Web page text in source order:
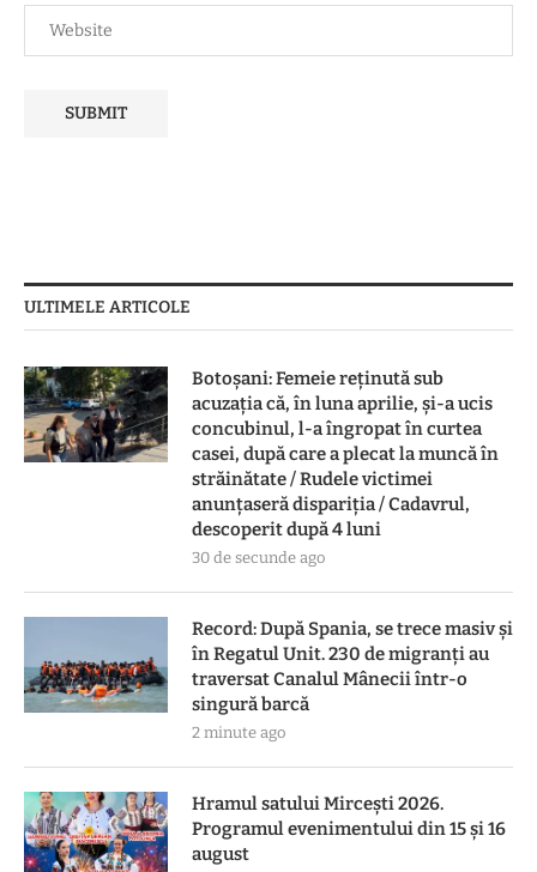
ULTIMELE ARTICOLE
Botoşani: Femeie reţinută sub
acuzaţia că, în luna aprilie, şi-a ucis
concubinul, l-a îngropat în curtea
casei, după care a plecat la muncă în
străinătate / Rudele victimei
anunţaseră dispariţia / Cadavrul,
descoperit după 4 luni
30 de secunde ago
Record: După Spania, se trece masiv și
în Regatul Unit. 230 de migranți au
traversat Canalul Mânecii într-o
singură barcă
2 minute ago
Hramul satului Mircești 2026.
Programul evenimentului din 15 și 16
august